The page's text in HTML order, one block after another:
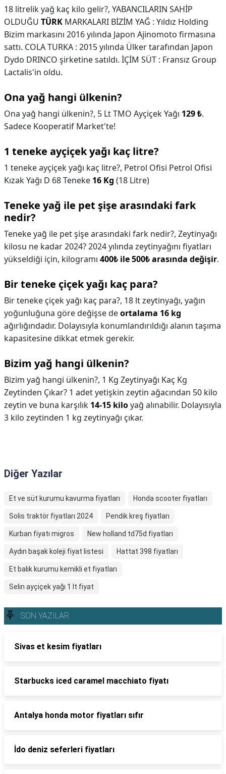
18 litrelik yağ kaç kilo gelir?, YABANCILARIN SAHİP
OLDUĞU TÜRK MARKALARI BİZİM YAĞ : Yıldız Holding
Bizim markasını 2016 yılında Japon Ajinomoto firmasına
sattı. COLA TURKA : 2015 yılında Ülker tarafından Japon
Dydo DRINCO şirketine satıldı. İÇİM SÜT : Fransız Group
Lactalis'in oldu.
Ona yağ hangi ülkenin?
Ona yağ hangi ülkenin?, 5 Lt TMO Ayçiçek Yağı 129 ₺.
Sadece Kooperatif Market'te!
1 teneke ayçiçek yağı kaç litre?
1 teneke ayçiçek yağı kaç litre?, Petrol Ofisi Petrol Ofisi
Kızak Yağı D 68 Teneke 16 Kg (18 Litre)
Teneke yağ ile pet şişe arasındaki fark
nedir?
Teneke yağ ile pet şişe arasındaki fark nedir?, Zeytinyağı
kilosu ne kadar 2024? 2024 yılında zeytinyağını fiyatları
yükseldiği için, kilogramı 400₺ ile 500₺ arasında değişir.
Bir teneke çiçek yağı kaç para?
Bir teneke çiçek yağı kaç para?, 18 lt zeytinyağı, yağın
yoğunluğuna göre değişse deortalama 16 kg
ağırlığındadır. Dolayısıyla konumlandırıldığı alanın taşıma
kapasitesine dikkat etmek gerekir.
Bizim yağ hangi ülkenin?
Bizim yağ hangi ülkenin?, 1 Kg Zeytinyağı Kaç Kg
Zeytinden Çıkar? 1 adet yetişkin zeytin ağacından 50 kilo
zeytin ve buna karşılık 14-15 kiloyağ alınabilir. Dolayısıyla
3 kilo zeytinden 1 kg zeytinyağı çıkar.
Diğer Yazılar
Et ve süt kurumu kavurma fiyatları Honda scooter fiyatları
Solis traktör fiyatları 2024 Pendik kreş fiyatları
Kurban fiyatı migros New holland td75d fiyatları
Aydın başak koleji fiyat listesi Hattat 398 fiyatları
Et balık kurumu kemikli et fiyatları
Selin ayçiçek yağı 1 lt fiyat
SON YAZILAR
Sivas et kesim fiyatları
Starbucks iced caramel macchiato fiyatı
Antalya honda motor fiyatları sıfır
İdo deniz seferleri fiyatları